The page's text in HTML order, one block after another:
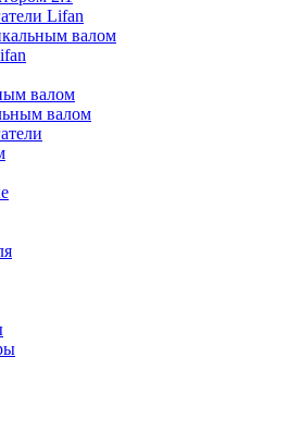
Lifan
валом
валом
валом